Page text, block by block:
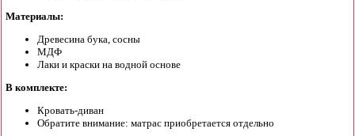
Материалы:
Древесина бука, сосны
МДФ
Лаки и краски на водной основе
В комплекте:
Кровать-диван
Обратите внимание: матрас приобретается отдельно